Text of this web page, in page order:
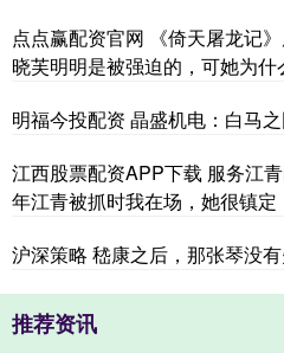
点点赢配资官网 《倚天屠龙记
晓芙明明是被强迫的，可她为
明福今投配资 晶盛机电：白马
江西股票配资APP下载 服务江
年江青被抓时我在场，她很镇定
沪深策略 嵇康之后，那张琴没
推荐资讯